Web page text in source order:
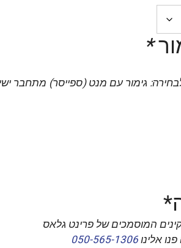
*
גימור עם מנט (ספייסר) מתחבר
המוסמכים של פרינט גלאס
אלינו050-565-1306